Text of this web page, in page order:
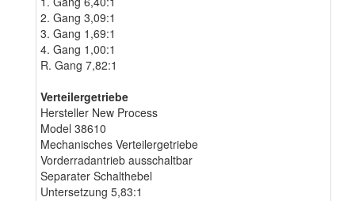
2. Gang 3,09:1
3. Gang 1,69:1
4. Gang 1,00:1
R. Gang 7,82:1
Verteilergetriebe
Hersteller New Process
Model 38610
Mechanisches Verteilergetriebe
Vorderradantrieb ausschaltbar
Separater Schalthebel
Untersetzung 5,83:1